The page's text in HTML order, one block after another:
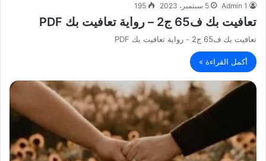
Admin 1 5 سبتمبر، 2023 195
تعافيت بك ف65 ج2 – رواية تعافيت بك PDF
تعافيت بك ف65 ج2 - رواية تعافيت بك PDF
أكمل القراءة »